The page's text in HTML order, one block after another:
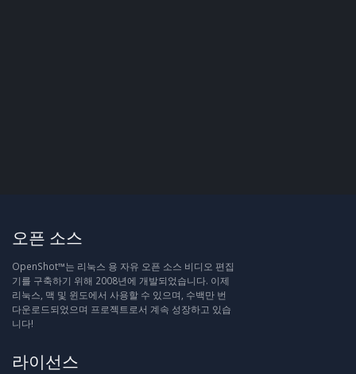
오픈 소스
OpenShot™는 리눅스 용 자유 오픈 소스 비디오 편집
기를 구축하기 위해 2008년에 개발되었습니다. 이제
리눅스, 맥 및 윈도에서 사용할 수 있으며, 수백만 번
다운로드되었으며 프로젝트로서 계속 성장하고 있습
니다!
라이선스